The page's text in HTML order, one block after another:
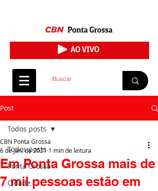
Post
Todos posts
Ponta Grossa
Cidade
Todos posts
Em Ponta Grossa mais de
7 mil pessoas estão em
CBN Ponta Grossa
6 de jan. de 2021 1 min de leitura